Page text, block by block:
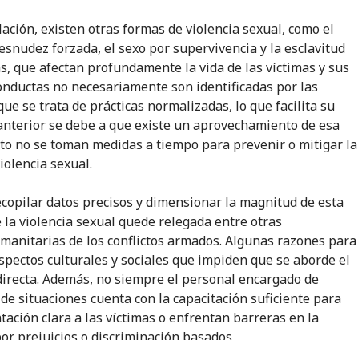
existen otras formas de violencia sexual, como el
forzada, el sexo por supervivencia y la esclavitud
que afectan profundamente la vida de las víctimas y sus
no necesariamente son identificadas por las
se trata de prácticas normalizadas, lo que facilita su
se debe a que existe un aprovechamiento de esa
no se toman medidas a tiempo para prevenir o mitigar la
sexual.
datos precisos y dimensionar la magnitud de esta
la violencia sexual quede relegada entre otras
de los conflictos armados. Algunas razones para
culturales y sociales que impiden que se aborde el
Además, no siempre el personal encargado de
situaciones cuenta con la capacitación suficiente para
clara a las víctimas o enfrentan barreras en la
prejuicios o discriminación basados